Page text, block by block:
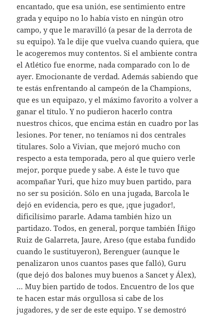
encantado, que esa unión, ese sentimiento entre
grada y equipo no lo había visto en ningún otro
campo, y que le maravilló (a pesar de la derrota de
su equipo). Ya le dije que vuelva cuando quiera, que
le acogeremos muy contentos. Si el ambiente contra
el Atlético fue enorme, nada comparado con lo de
ayer. Emocionante de verdad. Además sabiendo que
te estás enfrentando al campeón de la Champions,
que es un equipazo, y el máximo favorito a volver a
ganar el título. Y no pudieron hacerlo contra
nuestros chicos, que encima están en cuadro por las
lesiones. Por tener, no teníamos ni dos centrales
titulares. Solo a Vivian, que mejoró mucho con
respecto a esta temporada, pero al que quiero verle
mejor, porque puede y sabe. A éste le tuvo que
acompañar Yuri, que hizo muy buen partido, para
no ser su posición. Sólo en una jugada, Barcola le
dejó en evidencia, pero es que, ¡que jugador!,
dificilísimo pararle. Adama también hizo un
partidazo. Todos, en general, porque también Íñigo
Ruiz de Galarreta, Jaure, Areso (que estaba fundido
cuando le sustituyeron), Berenguer (aunque le
penalizaron unos cuantos pases que falló), Guru
(que dejó dos balones muy buenos a Sancet y Álex),
… Muy bien partido de todos. Encuentro de los que
te hacen estar más orgullosa si cabe de los
jugadores, y de ser de este equipo. Y se demostró